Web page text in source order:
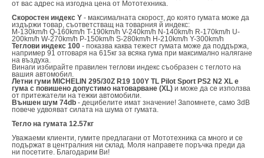
от вас адрес на изгодна цена от Мототехника.
Скоростен индекс Y - максималната скорост, до която гумата може да
издържи товар, съответстващ на товарния й индекс:
M-130km/h Q-160km/h T-190km/h V-240km/h N-140km/h R-170km/h U-
200km/h W-270km/h P-150km/h S-280km/h H-210km/h Y-300km/h
Теглови индекс 100 - показва каква тежест гумата може да поддържа,
например 91 отговаря на 615кг за всяка гума при максимално налягане
на въздуха.
Винаги избирайте правилен теглови индекс съобразен с теглото на
вашия автомобил.
Летни гуми MICHELIN 295/30Z R19 100Y TL Pilot Sport PS2 N2 XL е
гума с повишено допустимо натоварване (XL) и може да се използва
от притежатели на тежки автомобили.
Външен шум 74db - децибелите имат значение! Запомнете, само 3dB
повече удвояват силата на шума от гумата.
Тегло на гумата 12.57кг
Уважаеми клиенти, гумите предлагани от Мототехника са много и се
подържат в централния ни склад. Моля направете поръчка преди да
ни посетите. Благодарим Ви!